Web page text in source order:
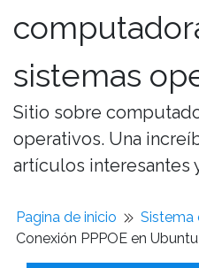
sistemas
Sitio sobre
operativos. Una
artículos interesantes
Pagina de inicio
Sistema
Conexión PPPOE en Ubuntu